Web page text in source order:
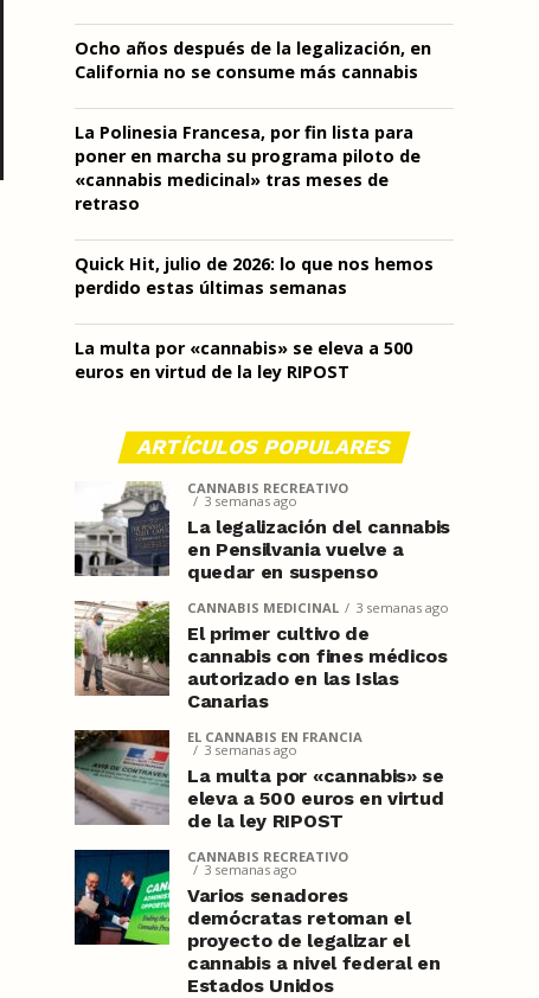
Ocho años después de la legalización, en
California no se consume más cannabis
La Polinesia Francesa, por fin lista para
poner en marcha su programa piloto de
«cannabis medicinal» tras meses de
retraso
Quick Hit, julio de 2026: lo que nos hemos
perdido estas últimas semanas
La multa por «cannabis» se eleva a 500
euros en virtud de la ley RIPOST
ARTÍCULOS POPULARES
CANNABIS RECREATIVO
3 semanas ago
La legalización del cannabis
en Pensilvania vuelve a
quedar en suspenso
CANNABIS MEDICINAL 3 semanas ago
El primer cultivo de
cannabis con fines médicos
autorizado en las Islas
Canarias
EL CANNABIS EN FRANCIA
3 semanas ago
La multa por «cannabis» se
eleva a 500 euros en virtud
de la ley RIPOST
CANNABIS RECREATIVO
3 semanas ago
Varios senadores
demócratas retoman el
proyecto de legalizar el
cannabis a nivel federal en
Estados Unidos